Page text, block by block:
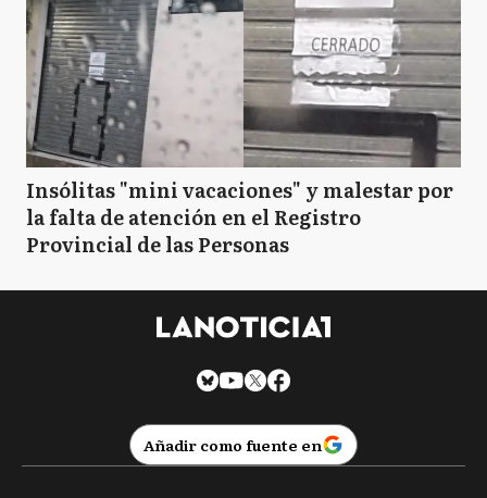
Insólitas "mini vacaciones" y malestar por
la falta de atención en el Registro
Provincial de las Personas
Añadir como fuente en